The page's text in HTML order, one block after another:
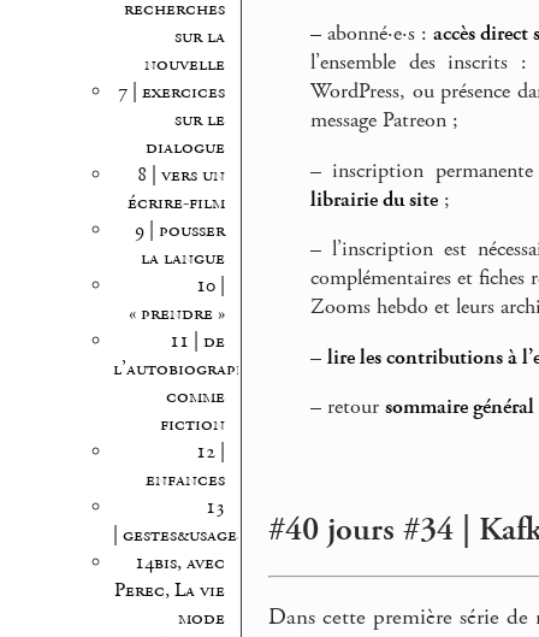
recherches
sur la
nouvelle
7 | exercices
sur le
dialogue
8 | vers un
écrire-film
9 | pousser
la langue
10 |
« prendre »
11 | de
l’autobiographie
comme
fiction
12 |
enfances
13
| gestes&usages
14bis, avec
Perec, La vie
mode
– abonné·e·s :accès direct
l’ensemble des
WordPress, ou présence
message Patreon ;
– inscription
librairie du site ;
– l’inscription est
complémentaires et fiches
Zooms hebdo et leurs
– lire les contributions à
– retour sommaire général
#40 jours #34 |
Dans cette première série